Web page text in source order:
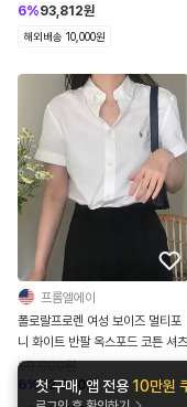
첫 구매, 앱 전용 10만원
6%93,812원
해외배송 10,000원
프롬엘에이
폴로랄프로렌 여성 보이즈 멀티포
니 화이트 반팔 옥스포드 코튼 셔츠
89,000원
6%83,660원